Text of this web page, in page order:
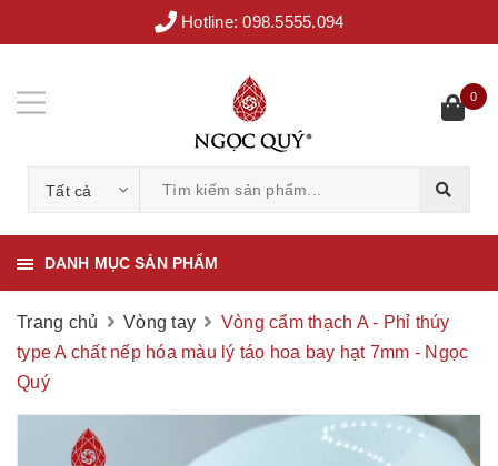
Hotline:098.5555.094
Tất cả
0
DANH MỤC SẢN PHẨM
Trang chủ Vòng tay
Vòng cẩm thạch A - Phỉ thúy
type A chất nếp hóa màu lý táo hoa bay hạt 7mm - Ngọc
Quý